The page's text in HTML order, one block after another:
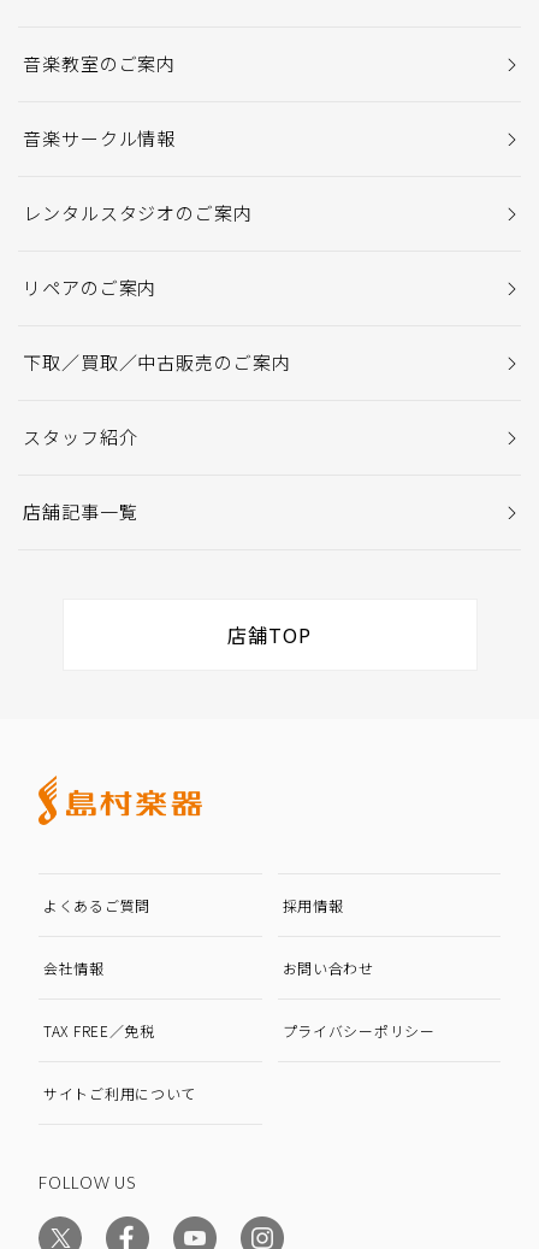
音楽教室のご案内
音楽サークル情報
レンタルスタジオのご案内
リペアのご案内
下取／買取／中古販売のご案内
スタッフ紹介
店舗記事一覧
店舗TOP
よくあるご質問 採用情報
会社情報 お問い合わせ
TAX FREE／免税 プライバシーポリシー
サイトご利用について
FOLLOW US